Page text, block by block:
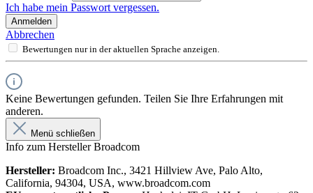
Ich habe mein Passwort vergessen.
Anmelden
Abbrechen
Bewertungen nur in der aktuellen Sprache anzeigen.
Keine Bewertungen gefunden. Teilen Sie Ihre Erfahrungen mit
anderen.
Menü schließen
Info zum Hersteller Broadcom
Hersteller: Broadcom Inc., 3421 Hillview Ave, Palo Alto,
California, 94304, USA, www.broadcom.com